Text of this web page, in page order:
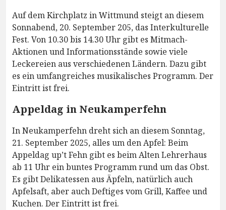
Auf dem Kirchplatz in Wittmund steigt an diesem
Sonnabend, 20. September 205, das Interkulturelle
Fest. Von 10.30 bis 14.30 Uhr gibt es Mitmach-
Aktionen und Informationsstände sowie viele
Leckereien aus verschiedenen Ländern. Dazu gibt
es ein umfangreiches musikalisches Programm. Der
Eintritt ist frei.
Appeldag in Neukamperfehn
In Neukamperfehn dreht sich an diesem Sonntag,
21. September 2025, alles um den Apfel: Beim
Appeldag up’t Fehn gibt es beim Alten Lehrerhaus
ab 11 Uhr ein buntes Programm rund um das Obst.
Es gibt Delikatessen aus Äpfeln, natürlich auch
Apfelsaft, aber auch Deftiges vom Grill, Kaffee und
Kuchen. Der Eintritt ist frei.